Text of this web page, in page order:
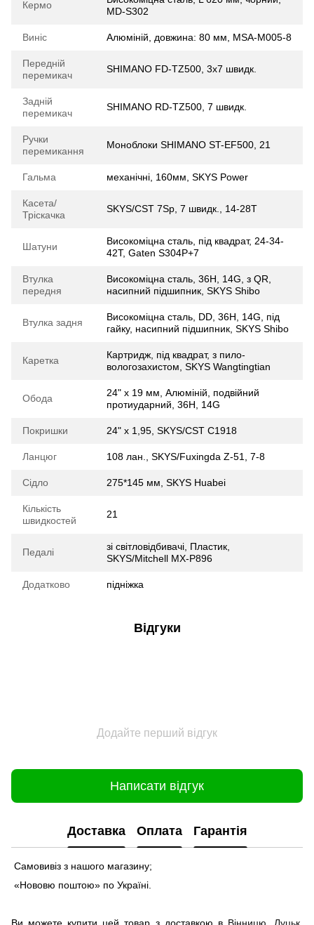
Кермо
MD-S302
Виніс Алюмiнiй, довжина: 80 мм, MSA-M005-8
Передній
перемикач
SHIMANO FD-TZ500, 3x7 швидк.
Задній
перемикач
SHIMANO RD-TZ500, 7 швидк.
Ручки
перемикання
Моноблоки SHIMANO ST-EF500, 21
Гальма механічні, 160мм, SKYS Power
Касета/
Тріскачка
SKYS/CST 7Sp, 7 швидк., 14-28Т
Шатуни
Високоміцна сталь, під квадрат, 24-34-
42T, Gaten S304P+7
Втулка
передня
Високоміцна сталь, 36H, 14G, з QR,
насипний підшипник, SKYS Shibo
Втулка задня
Високоміцна сталь, DD, 36H, 14G, під
гайку, насипний підшипник, SKYS Shibo
Каретка
Картридж, під квадрат, з пило-
вологозахистом, SKYS Wangtingtian
Обода
24" х 19 мм, Алюмiнiй, подвійний
протиударний, 36H, 14G
Покришки 24" x 1,95, SKYS/CST C1918
Ланцюг 108 лан., SKYS/Fuxingda Z-51, 7-8
Сідло 275*145 мм, SKYS Huabei
Кількість
швидкостей
21
Педалі
зі світловідбивачі, Пластик,
SKYS/Mitchell MX-P896
Додатково підніжка
Відгуки
Додайте перший відгук
Написати відгук
Доставка Оплата Гарантія
Самовивіз з нашого магазину;
«Нововю поштою» по Україні.